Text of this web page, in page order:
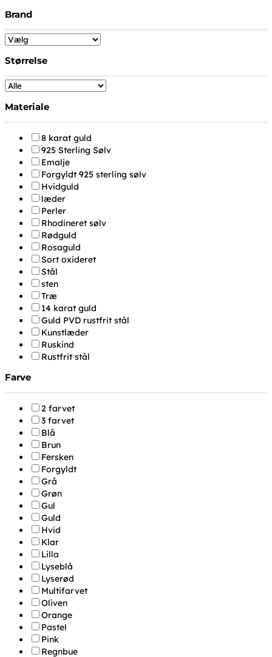
Brand
Størrelse
Materiale
8 karat guld
925 Sterling Sølv
Emalje
Forgyldt 925 sterling sølv
Hvidguld
læder
Perler
Rhodineret sølv
Rødguld
Rosaguld
Sort oxideret
Stål
sten
Træ
14 karat guld
Guld PVD rustfrit stål
Kunstlæder
Ruskind
Rustfrit stål
Farve
2 farvet
3 farvet
Blå
Brun
Fersken
Forgyldt
Grå
Grøn
Gul
Guld
Hvid
Klar
Lilla
Lyseblå
Lyserød
Multifarvet
Oliven
Orange
Pastel
Pink
Regnbue